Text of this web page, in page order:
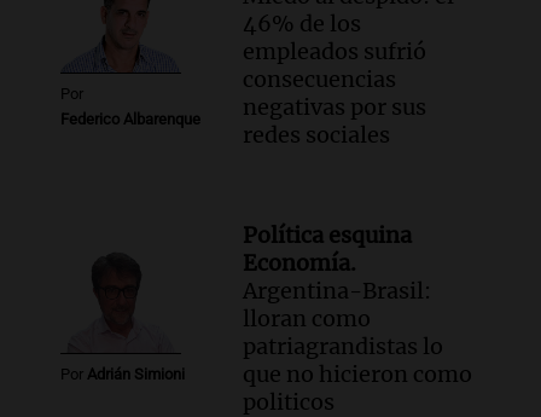
Por Sergio Suppo
3x1:4
Episodios
Por
Federico Albarenque
46% de los
empleados sufrió
consecuencias
negativas por sus
redes sociales
Por Adrián Simioni
Política esquina
Economía.
Argentina-Brasil:
lloran como
patriagrandistas lo
que no hicieron como
politicos